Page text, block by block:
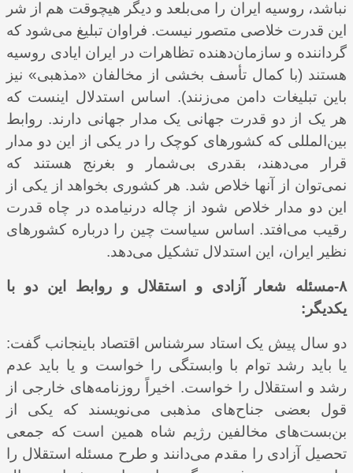
نباشد، روسیه ایران را می‌بلعد و دیگر هیچوقت هم از شر
این قدرت خلاصی متصور نیست. فراوان تبلیغ می‌شود که
گرداننده و سازمان‌‌دهنده تظاهرات در ایران ایادی روسیه
هستند (با کمال تأسف بخشی از مخالفان «مذهبی» نیز
باین تبلیغات دامن می‌زنند). اساس استدلال اینست که
هر یک از دو قدرت جهانی یک مدار جهانی دارند. روابط
بین‌المللی که کشورهای کوچک را در یکی از این دو مدار
قرار می‌دهند، بقدری بی‌شمار و بغرنج هستند که
نمی‌توان از آنها خلاص شد. هر کشوری بخواهد از یکی از
این دو مدار خلاص شود از چاله درنیامده در چاه قدرت
رقیب می‌افتد. اساس سیاست چین را درباره کشورهای
نظیر ایران، این استدلال تشکیل می‌دهد.
۸-مسئله شعار آزادی و استقلال و روابط این دو با
یکدیگر:
دو سال پیش یک استاد سرشناس اقتصاد باینجانب گفت:
یا باید رشد توام با وابستگی را خواست و یا باید عدم
رشد و استقلال را خواست. اخیراً روزنامه‌های خارجی از
قول بعضی جناح‌‌های مذهبی می‌نویسند که یکی از
بن‌بست‌‌های مخالفین رژیم شاه همین است که جمعی
تحصیل آزادی را مقدم می‌دانند و طرح مسئله استقلال را